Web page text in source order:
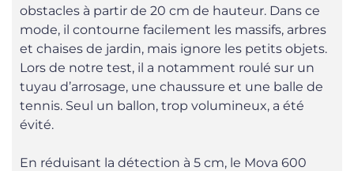
obstacles à partir de 20 cm de hauteur. Dans ce
mode, il contourne facilement les massifs, arbres
et chaises de jardin, mais ignore les petits objets.
Lors de notre test, il a notamment roulé sur un
tuyau d’arrosage, une chaussure et une balle de
tennis. Seul un ballon, trop volumineux, a été
évité.
En réduisant la détection à 5 cm, le Mova 600